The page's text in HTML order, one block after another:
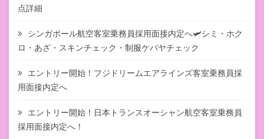
点詳細
シンガポール航空客室乗務員採用面接内定へ🛩シミ・ホク
ロ・あざ・スキンチェック・制服ケバヤチェック
エントリー開始！フジドリームエアラインズ客室乗務員採
用面接内定へ
エントリー開始！日本トランスオーシャン航空客室乗務員
採用面接内定へ！